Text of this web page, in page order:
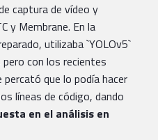
captura de vídeo y
y Membrane. En la
utilizaba `YOLOv5`
con los recientes
percató que lo podía hacer
líneas de código, dando
en el análisis en